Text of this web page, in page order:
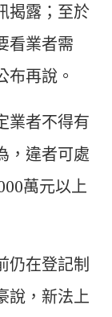
揭露；至於
看業者需
布再說。
業者不得有
，違者可處
萬元以上
仍在登記制
說，新法上